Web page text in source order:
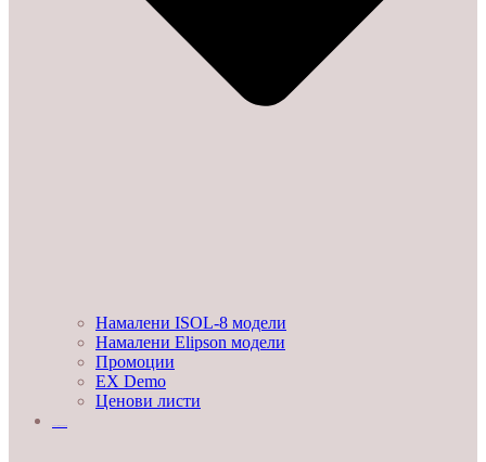
Намалени ISOL-8 модели
Намалени Elipson модели
Промоции
EX Demo
Ценови листи